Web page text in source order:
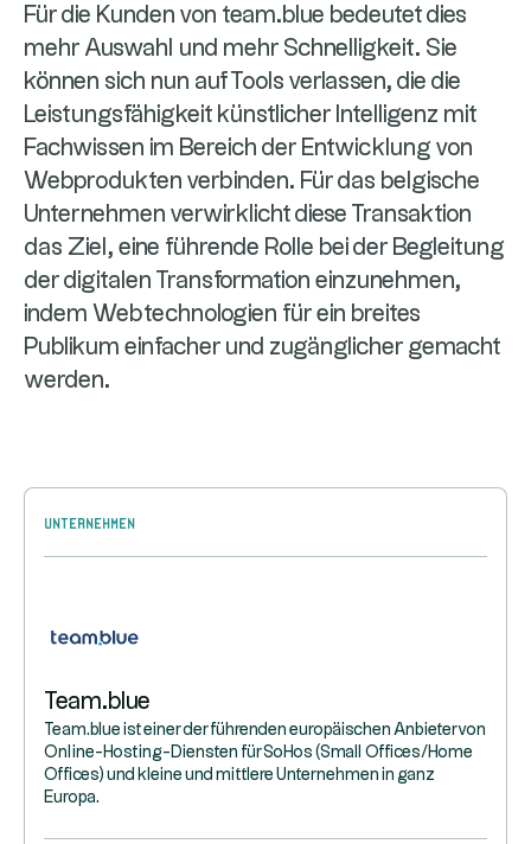
Für die Kunden von team.blue bedeutet dies
mehr Auswahl und mehr Schnelligkeit. Sie
können sich nun auf Tools verlassen, die die
Leistungsfähigkeit künstlicher Intelligenz mit
Fachwissen im Bereich der Entwicklung von
Webprodukten verbinden. Für das belgische
Unternehmen verwirklicht diese Transaktion
das Ziel, eine führende Rolle bei der Begleitung
der digitalen Transformation einzunehmen,
indem Webtechnologien für ein breites
Publikum einfacher und zugänglicher gemacht
werden.
Unternehmen
Team.blue
Team.blue ist einer der führenden europäischen Anbieter von
Online-Hosting-Diensten für SoHos (Small Offices/Home
Offices) und kleine und mittlere Unternehmen in ganz
Europa.